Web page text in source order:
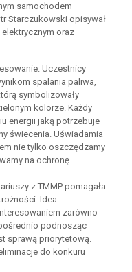
samochodem –
Starczukowski opisywał
oraz
Uczestnicy
spalania paliwa,
symbolizowały
kolorze. Każdy
energii jaką potrzebuje
świecenia. Uświadamia
nie tylko oszczędzamy
na ochronę
z TMMP pomagała
Idea
zarówno
podnosząc
sprawą priorytetową.
do konkuru